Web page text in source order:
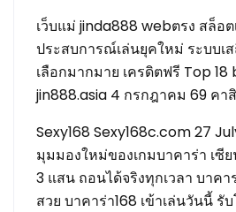
เว็บแม่ jinda888 webตรง สล็อต
ประสบการณ์เล่นยุคใหม่ ระบบเ
เลือกมากมาย เครดิตฟรี Top
jin888.asia 4 กรกฎาคม 69 คา
Sexy168 Sexy168c.com 27
มุมมองใหม่ของเกมบาคาร่า เซี
3 แสน ถอนได้จริงทุกเวลา บาคา
สวย บาคาร่า168 เข้าเล่นวันนี้